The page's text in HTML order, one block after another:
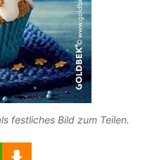
festliches Bild zum Teilen.